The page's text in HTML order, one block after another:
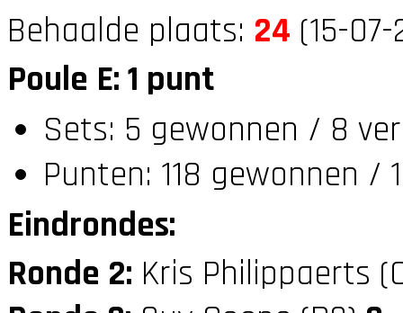
Behaalde plaats: 24 (15-
Poule E: 1 punt
Sets: 5 gewonnen / 8
Punten: 118 gewonnen /
Eindrondes:
Ronde 2: Kris Philippaerts